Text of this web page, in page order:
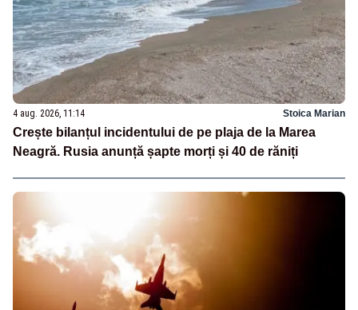
4 aug. 2026, 11:14 Stoica Marian
Crește bilanțul incidentului de pe plaja de la Marea
Neagră. Rusia anunță șapte morți și 40 de răniți